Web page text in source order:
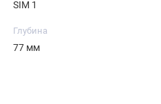
SIM 1
Глубина
77 мм